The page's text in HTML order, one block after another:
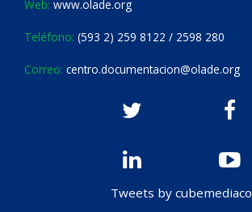
Web: www.olade.org
Teléfono: (593 2) 259 8122 / 2598 280
Correo: centro.documentacion@olade.org
Tweets by cubemediaco